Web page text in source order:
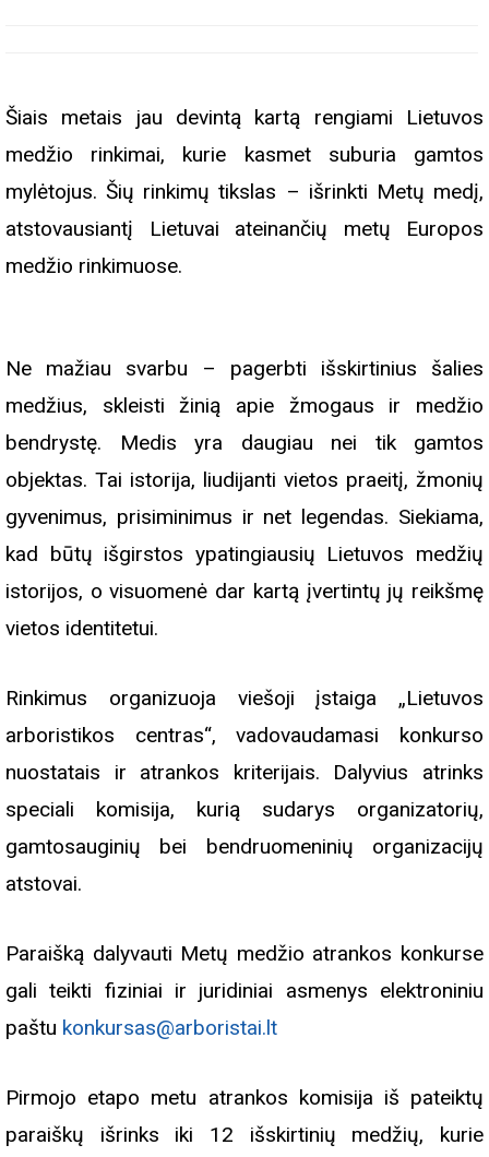
Šiais metais jau devintą kartą rengiami Lietuvos
medžio rinkimai, kurie kasmet suburia gamtos
mylėtojus. Šių rinkimų tikslas – išrinkti Metų medį,
atstovausiantį Lietuvai ateinančių metų Europos
medžio rinkimuose.
Ne mažiau svarbu – pagerbti išskirtinius šalies
medžius, skleisti žinią apie žmogaus ir medžio
bendrystę. Medis yra daugiau nei tik gamtos
objektas. Tai istorija, liudijanti vietos praeitį, žmonių
gyvenimus, prisiminimus ir net legendas. Siekiama,
kad būtų išgirstos ypatingiausių Lietuvos medžių
istorijos, o visuomenė dar kartą įvertintų jų reikšmę
vietos identitetui.
Rinkimus organizuoja viešoji įstaiga „Lietuvos
arboristikos centras“, vadovaudamasi konkurso
nuostatais ir atrankos kriterijais. Dalyvius atrinks
speciali komisija, kurią sudarys organizatorių,
gamtosauginių bei bendruomeninių organizacijų
atstovai.
Paraišką dalyvauti Metų medžio atrankos konkurse
gali teikti fiziniai ir juridiniai asmenys elektroniniu
paštu konkursas@arboristai.lt
Pirmojo etapo metu atrankos komisija iš pateiktų
paraiškų išrinks iki 12 išskirtinių medžių, kurie